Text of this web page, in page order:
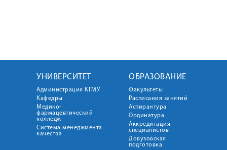
УНИВЕРСИТЕТ
Администрация КГМУ
Кафедры
Медико-
фармацевтический
колледж
Система менеджмента
качества
ОБРАЗОВАНИЕ
Факультеты
Расписания занятий
Аспирантура
Ординатура
Аккредитация
специалистов
Довузовская
подготовка